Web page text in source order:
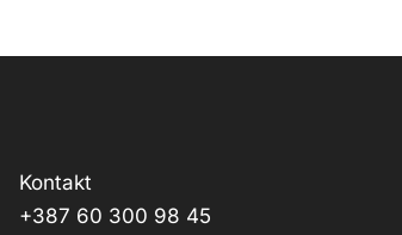
Kontakt
+387 60 300 98 45